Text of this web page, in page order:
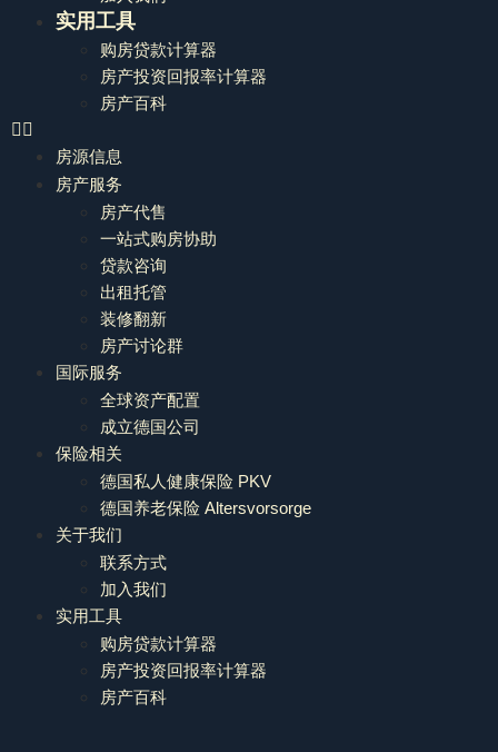
实用工具
购房贷款计算器
房产投资回报率计算器
房产百科
房源信息
房产服务
房产代售
一站式购房协助
贷款咨询
出租托管
装修翻新
房产讨论群
国际服务
全球资产配置
成立德国公司
保险相关
德国私人健康保险 PKV
德国养老保险 Altersvorsorge
关于我们
联系方式
加入我们
实用工具
购房贷款计算器
房产投资回报率计算器
房产百科